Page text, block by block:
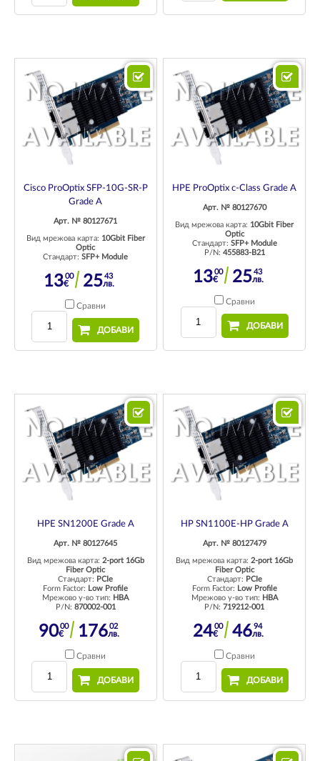
Cisco ProOptix SFP-10G-SR-P
Grade A
Арт. № 80127671
Вид мрежова карта: 10Gbit Fiber
Optic
Стандарт:SFP+ Module
1300
€ 2543
лв.
Сравни
ДОБАВИ
HPE ProOptix c-Class Grade A
Арт. № 80127670
Вид мрежова карта: 10Gbit Fiber
Optic
Стандарт: SFP+ Module
P/N: 455883-B21
1300
€ 2543
лв.
Сравни
ДОБАВИ
HPE SN1200E Grade A
Арт. № 80127645
Вид мрежова карта: 2-port 16Gb
Fiber Optic
Стандарт: PCIe
Form Factor: Low Profile
Мрежово у-во тип: HBA
P/N: 870002-001
9000
€ 17602
лв.
Сравни
ДОБАВИ
HP SN1100E-HP Grade A
Арт. № 80127479
Вид мрежова карта:2-port 16Gb
Fiber Optic
Стандарт: PCIe
Form Factor: Low Profile
Мрежово у-во тип: HBA
P/N:719212-001
2400
€ 4694
лв.
Сравни
ДОБАВИ